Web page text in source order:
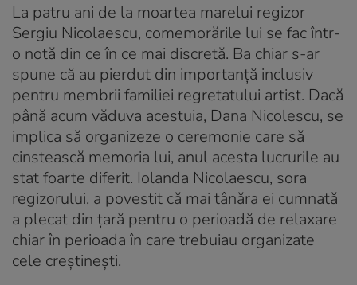
La patru ani de la moartea marelui regizor
Sergiu Nicolaescu, comemorările lui se fac într-
o notă din ce în ce mai discretă. Ba chiar s-ar
spune că au pierdut din importanță inclusiv
pentru membrii familiei regretatului artist. Dacă
până acum văduva acestuia, Dana Nicolescu, se
implica să organizeze o ceremonie care să
cinstească memoria lui, anul acesta lucrurile au
stat foarte diferit. Iolanda Nicolaescu, sora
regizorului, a povestit că mai tânăra ei cumnată
a plecat din țară pentru o perioadă de relaxare
chiar în perioada în care trebuiau organizate
cele creștinești.